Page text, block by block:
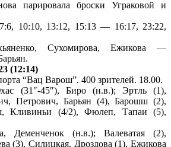
парировала броски Уграковой и
10:10, 13:12, 15:13 — 16:17, 23:22,
Сухомирова, Ежикова —
(12:14)
“Вац Варош”. 400 зрителей. 18.00.
(31″-45″), Биро (н.в.); Эртль (1),
Петрович, Барьян (4), Барошш (2),
Кливиньи (4/2), Фюлеп, Тапаи (5),
Деменченок (н.в.); Валеватая (2),
(3), Силицкая, Дроздова (1), Ежикова